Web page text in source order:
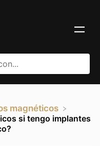
magnéticos
si tengo implantes